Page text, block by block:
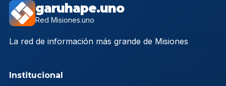
garuhape.uno
Red Misiones.uno
La red de información más grande de Misiones
Institucional